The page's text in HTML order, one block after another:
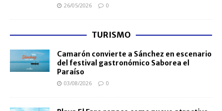
26/05/2026 0
TURISMO
Camarón convierte a Sánchez en escenario
del festival gastronómico Saborea el
Paraíso
03/08/2026 0